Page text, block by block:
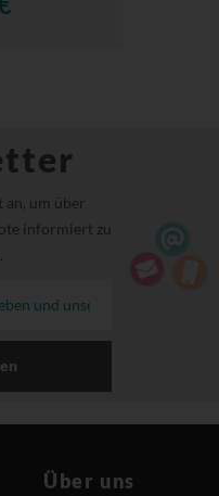
an, um über
informiert zu
Über uns